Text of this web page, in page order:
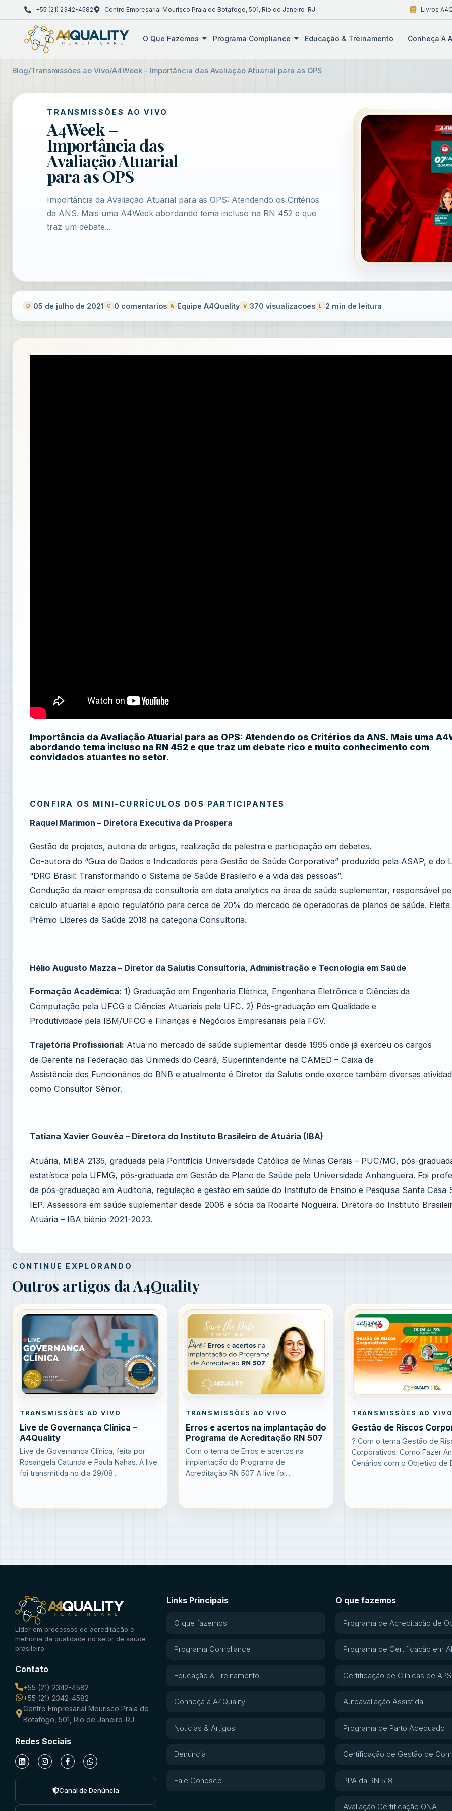
+55 (21) 2342-4582 Centro Empresarial Mourisco Praia de Botafogo, 501, Rio de Janeiro-RJ Livros
O Que Fazemos Programa Compliance Educação & Treinamento Conheça A
Blog/Transmissões ao Vivo/A4Week – Importância das Avaliação Atuarial para as OPS
TRANSMISSÕES AO VIVO
A4Week –
Importância das
Avaliação Atuarial
para as OPS
Importância da Avaliação Atuarial para as OPS: Atendendo os Critérios
da ANS. Mais uma A4Week abordando tema incluso na RN 452 e que
traz um debate...
05 de julho de 2021 0 comentarios Equipe A4Quality 370 visualizacoes 2 min de leitura
Importância da Avaliação Atuarial para as OPS: Atendendo os Critérios da ANS. Mais uma
abordando tema incluso na RN 452 e que traz um debate rico e muito conhecimento com
convidados atuantes no setor.
CONFIRA OS MINI-CURRÍCULOS DOS PARTICIPANTES
Raquel Marimon – Diretora Executiva da Prospera
Gestão de projetos, autoria de artigos, realização de palestra e participação em debates.
Co-autora do “Guia de Dados e Indicadores para Gestão de Saúde Corporativa” produzido pela ASAP, e do
“DRG Brasil: Transformando o Sistema de Saúde Brasileiro e a vida das pessoas”.
Condução da maior empresa de consultoria em data analytics na área de saúde suplementar, responsável
calculo atuarial e apoio regulatório para cerca de 20% do mercado de operadoras de planos de saúde.
Prêmio Líderes da Saúde 2018 na categoria Consultoria.
Hélio Augusto Mazza – Diretor da Salutis Consultoria, Administração e Tecnologia em Saúde
Formação Acadêmica: 1) Graduação em Engenharia Elétrica, Engenharia Eletrônica e Ciências da
Computação pela UFCG e Ciências Atuariais pela UFC. 2) Pós-graduação em Qualidade e
Produtividade pela IBM/UFCG e Finanças e Negócios Empresariais pela FGV.
Trajetória Profissional: Atua no mercado de saúde suplementar desde 1995 onde já exerceu os cargos
de Gerente na Federação das Unimeds do Ceará, Superintendente na CAMED – Caixa de
Assistência dos Funcionários do BNB e atualmente é Diretor da Salutis onde exerce também diversas
como Consultor Sênior.
Tatiana Xavier Gouvêa – Diretora do Instituto Brasileiro de Atuária (IBA)
Atuária, MIBA 2135, graduada pela Pontifícia Universidade Católica de Minas Gerais – PUC/MG, pós-
estatística pela UFMG, pós-graduada em Gestão de Plano de Saúde pela Universidade Anhanguera. Foi
da pós-graduação em Auditoria, regulação e gestão em saúde do Instituto de Ensino e Pesquisa Santa Casa
IEP. Assessora em saúde suplementar desde 2008 e sócia da Rodarte Nogueira. Diretora do Instituto
Atuária – IBA biênio 2021-2023.
CONTINUE EXPLORANDO
Outros artigos da A4Quality
TRANSMISSÕES AO VIVO
Live de Governança Clínica –
A4Quality
Live de Governança Clínica, feita por
Rosangela Catunda e Paula Nahas. A live
foi transmitida no dia 29/08...
TRANSMISSÕES AO VIVO
Erros e acertos na implantação do
Programa de Acreditação RN 507
Com o tema de Erros e acertos na
implantação do Programa de
Acreditação RN 507. A live foi...
TRANSMISSÕES AO
Gestão de Riscos
? Com o tema Gestão de
Corporativos: Como Fazer
Cenários com o Objetivo de
Líder em processos de acreditação e
melhoria da qualidade no setor de saúde
brasileiro.
Contato
+55 (21) 2342-4582
+55 (21) 2342-4582
Centro Empresarial Mourisco Praia de
Botafogo, 501, Rio de Janeiro-RJ
Redes Sociais
Canal de Denúncia
Links Principais
O que fazemos
Programa Compliance
Educação & Treinamento
Conheça a A4Quality
Noticias & Artigos
Denúncia
Fale Conosco
O que fazemos
Programa de Acreditação de
Programa de Certificação em
Certificação de Clínicas de APS
Autoavaliação Assistida
Programa de Parto Adequado
Certificação de Gestão de
PPA da RN 518
Avaliação Certificação ONA